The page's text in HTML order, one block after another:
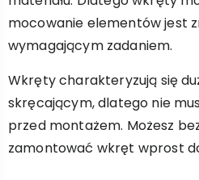
mocowanie elementów jest
wymagającym zadaniem.
Wkręty charakteryzują się
skręcającym, dlatego nie
przed montażem. Możesz
zamontować wkręt wprost